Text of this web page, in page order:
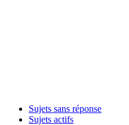
Sujets sans réponse
Sujets actifs